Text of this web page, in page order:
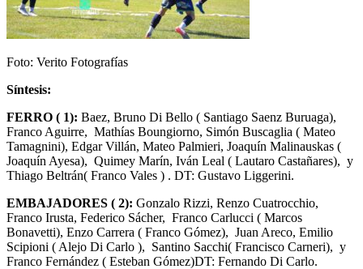
Foto: Verito Fotografías
Síntesis:
FERRO ( 1): Baez, Bruno Di Bello ( Santiago Saenz Buruaga),
Franco Aguirre, Mathías Boungiorno, Simón Buscaglia ( Mateo
Tamagnini), Edgar Villán, Mateo Palmieri, Joaquín Malinauskas (
Joaquín Ayesa), Quimey Marín, Iván Leal ( Lautaro Castañares), y
Thiago Beltrán( Franco Vales ) . DT: Gustavo Liggerini.
EMBAJADORES ( 2): Gonzalo Rizzi, Renzo Cuatrocchio,
Franco Irusta, Federico Sácher, Franco Carlucci ( Marcos
Bonavetti), Enzo Carrera ( Franco Gómez), Juan Areco, Emilio
Scipioni ( Alejo Di Carlo ), Santino Sacchi( Francisco Carneri), y
Franco Fernández ( Esteban Gómez)DT: Fernando Di Carlo.